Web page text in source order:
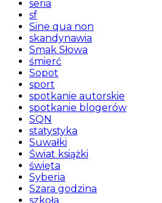
seria
sf
Sine qua non
skandynawia
Smak Słowa
śmierć
Sopot
sport
spotkanie autorskie
spotkanie blogerów
SQN
statystyka
Suwałki
Świat książki
święta
Syberia
Szara godzina
szkoła